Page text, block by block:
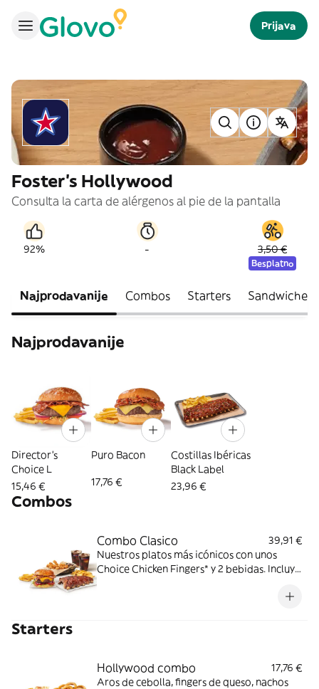
Prijava
Foster's Hollywood
Consulta la carta de alérgenos al pie de la pantalla
92% - 3,50 €
Besplatno
Najprodavanije Combos Starters Sandwiches
Najprodavanije
Director's
Choice L
15,46 €
Puro Bacon
17,76 €
Costillas Ibéricas
Black Label
23,96 €
Combos
Combo Clasico
39,91 €
Nuestros platos más icónicos con unos
Choice Chicken Fingers* y 2 bebidas. Incluye
Perfecto para cena y película en casa. ¡DE
Starters
Hollywood combo
17,76 €
Aros de cebolla, fingers de queso, nachos